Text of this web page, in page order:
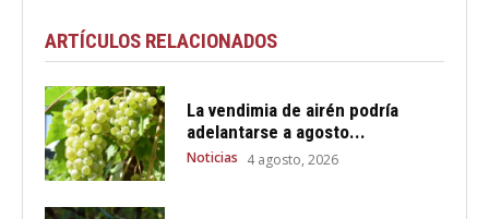
ARTÍCULOS RELACIONADOS
La vendimia de airén podría
adelantarse a agosto...
Noticias 4 agosto, 2026